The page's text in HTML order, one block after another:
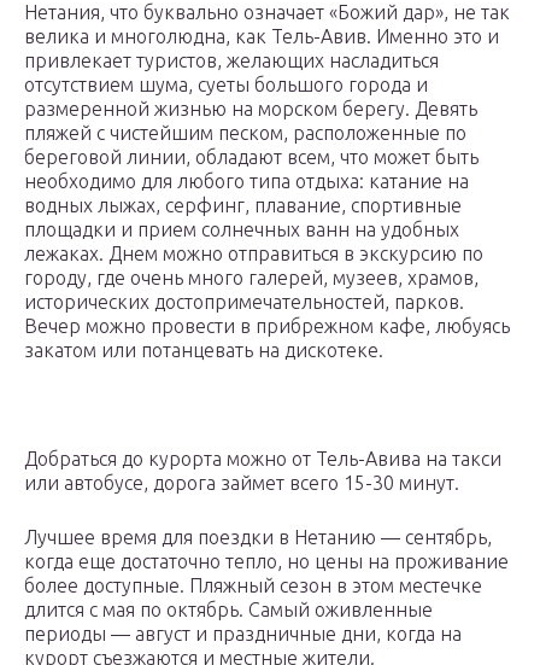
Нетания, что буквально означает «Божий дар», не так
велика и многолюдна, как Тель-Авив. Именно это и
привлекает туристов, желающих насладиться
отсутствием шума, суеты большого города и
размеренной жизнью на морском берегу. Девять
пляжей с чистейшим песком, расположенные по
береговой линии, обладают всем, что может быть
необходимо для любого типа отдыха: катание на
водных лыжах, серфинг, плавание, спортивные
площадки и прием солнечных ванн на удобных
лежаках. Днем можно отправиться в экскурсию по
городу, где очень много галерей, музеев, храмов,
исторических достопримечательностей, парков.
Вечер можно провести в прибрежном кафе, любуясь
закатом или потанцевать на дискотеке.
Добраться до курорта можно от Тель-Авива на такси
или автобусе, дорога займет всего 15-30 минут.
Лучшее время для поездки в Нетанию — сентябрь,
когда еще достаточно тепло, но цены на проживание
более доступные. Пляжный сезон в этом местечке
длится с мая по октябрь. Самый оживленные
периоды — август и праздничные дни, когда на
курорт съезжаются и местные жители.